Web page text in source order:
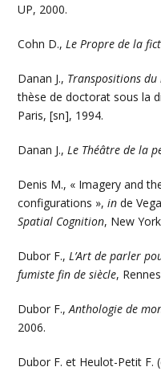
UP, 2000.
Cohn D., Le Propre de la
Danan J., Transpositions
thèse de doctorat sous la
Paris, [sn], 1994.
Danan J., Le Théâtre de la
Denis M., « Imagery and
configurations »,in de
Spatial Cognition, New
Dubor F., L’Art de parler
fumiste fin de siècle,
Dubor F.,Anthologie de
2006.
Dubor F. et Heulot-Petit F.